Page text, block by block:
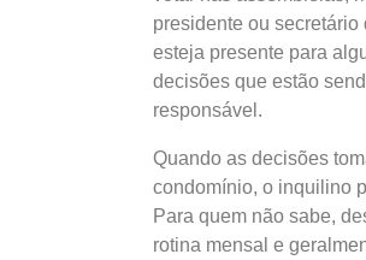
presidente ou
esteja presente para
decisões que estão
responsável.
Quando as decisões
condomínio, o inquilino
Para quem não sabe,
rotina mensal e